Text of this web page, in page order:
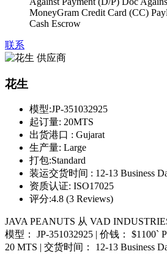
MoneyGram Credit Card (CC)
Cash Escrow
联系
花生
模型:JP-351032925
起订量: 20MTS
出货港口 : Gujarat
生产量: Large
打包:Standard
装运交货时间 : 12-13 Business
资质认证: ISO17025
评分:4.8 (3 Reviews)
JAVA PEANUTS 从 VAD
模型： JP-351032925 | 价钱： $1100`
20 MTS | 交货时间： 12-13 Business